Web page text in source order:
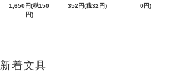
1,650円(税150
円)
352円(税32円)
0円)
新着文具